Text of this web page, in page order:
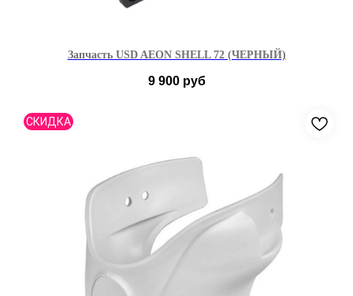
Запчасть USD AEON SHELL 72 (ЧЕРНЫЙ)
9 900 руб
СКИДКА